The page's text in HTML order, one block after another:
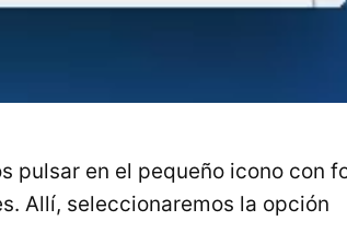
pulsar en el pequeño icono con
Allí, seleccionaremos la opción